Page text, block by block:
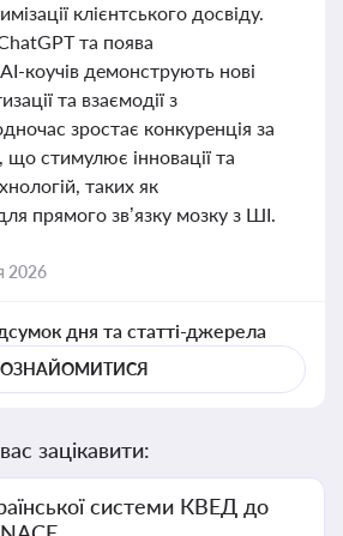
клієнтського досвіду.
та поява
коучів демонструють нові
та взаємодії з
зростає конкуренція за
що стимулює інновації та
таких як
прямого зв’язку мозку з ШІ.
2026
дня та статті-джерела
ОЗНАЙОМИТИСЯ
зацікавити:
системи КВЕД до